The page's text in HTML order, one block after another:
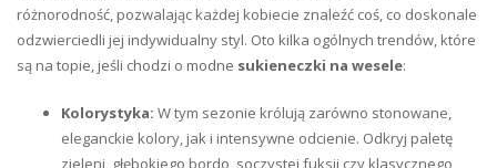
różnorodność, pozwalając każdej kobiecie znaleźć coś, co doskonale
odzwierciedli jej indywidualny styl. Oto kilka ogólnych trendów, które
są na topie, jeśli chodzi o modne sukieneczki na wesele:
Kolorystyka: W tym sezonie królują zarówno stonowane,
eleganckie kolory, jak i intensywne odcienie. Odkryj paletę
zieleni, głębokiego bordo, soczystej fuksji czy klasycznego